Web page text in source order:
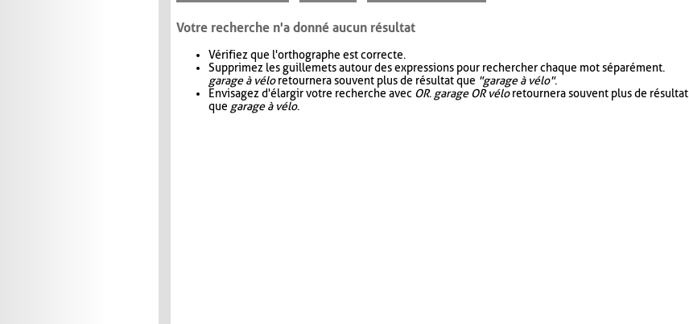
Votre recherche n'a donné aucun résultat
Vérifiez que l'orthographe est correcte.
Supprimez les guillemets autour des expressions pour rechercher chaque mot séparément.
garage à véloretournera souvent plus de résultat que "garage à vélo".
Envisagez d'élargir votre recherche avec OR. garage OR véloretournera souvent plus de résultat
que garage à vélo.